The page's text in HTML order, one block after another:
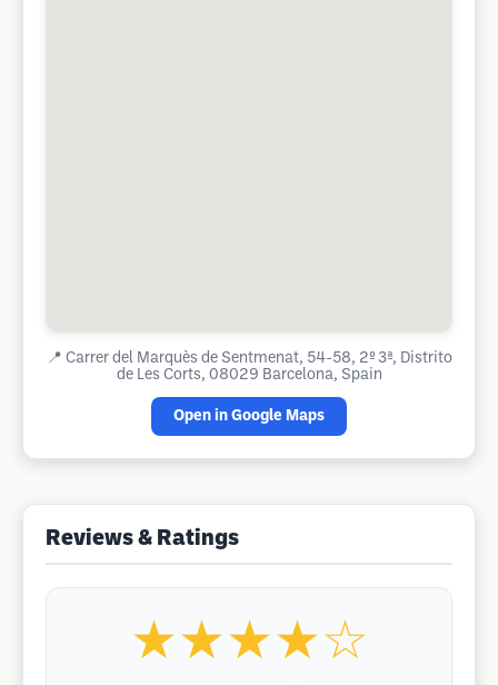
📍 Carrer del Marquès de Sentmenat, 54-58, 2º 3ª, Distrito
de Les Corts, 08029 Barcelona, Spain
Open in Google Maps
Reviews & Ratings
★★★★☆